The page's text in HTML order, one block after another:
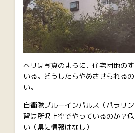
ヘリは写真のように、住宅団地の
いる。どうしたらやめさせられる
い。
自衛隊ブルーインパルス（パラリ
習は所沢上空でやっているのか？
い（県に情報はなし）